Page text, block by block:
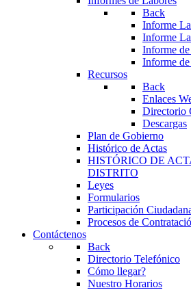
Back
Informe
Informe
Informe
Informe
Recursos
Back
Enlaces
Directorio
Descargas
Plan de Gobierno
Histórico de Actas
HISTÓRICO DE
DISTRITO
Leyes
Formularios
Participación
Procesos de
Contáctenos
Back
Directorio Telefónico
Cómo llegar?
Nuestro Horarios